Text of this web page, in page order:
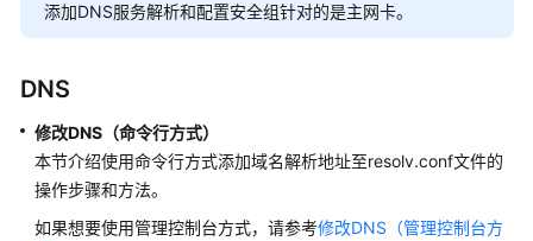
介
绍
快
速
入
门
用
添加DNS服务解析和配置安全组针对的是主网卡。
DNS
修改DNS（命令行方式）
本节介绍使用命令行方式添加域名解析地址至resolv.conf文件的
操作步骤和方法。
如果想要使用管理控制台方式，请参考修改DNS（管理控制台方